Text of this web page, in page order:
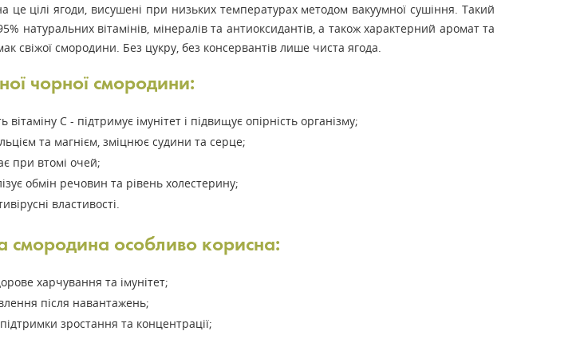
це цілі ягоди, висушені при низьких температурах методом вакуумної сушіння. Такий
натуральних вітамінів, мінералів та антиоксидантів, а також характерний аромат та
свіжої смородини. Без цукру, без консервантів лише чиста ягода.
чорної смородини:
вітаміну C - підтримує імунітет і підвищує опірність організму;
та магнієм, зміцнює судини та серце;
при втомі очей;
обмін речовин та рівень холестерину;
властивості.
смородина особливо корисна:
харчування та імунітет;
після навантажень;
зростання та концентрації;